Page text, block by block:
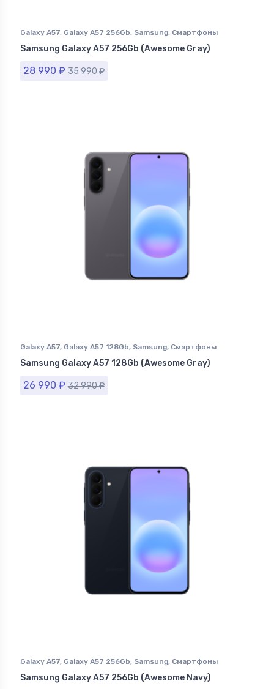
Galaxy A57, Galaxy A57 256Gb, Samsung, Смартфоны
Samsung в Ставрополе
Samsung Galaxy A57 256Gb (Awesome Gray)
28 990 ₽ 35 990₽
Galaxy A57, Galaxy A57 128Gb, Samsung, Смартфоны
Samsung в Ставрополе
Samsung Galaxy A57 128Gb (Awesome Gray)
26 990 ₽ 32 990₽
Galaxy A57, Galaxy A57 256Gb, Samsung, Смартфоны
Samsung в Ставрополе
Samsung Galaxy A57 256Gb (Awesome Navy)